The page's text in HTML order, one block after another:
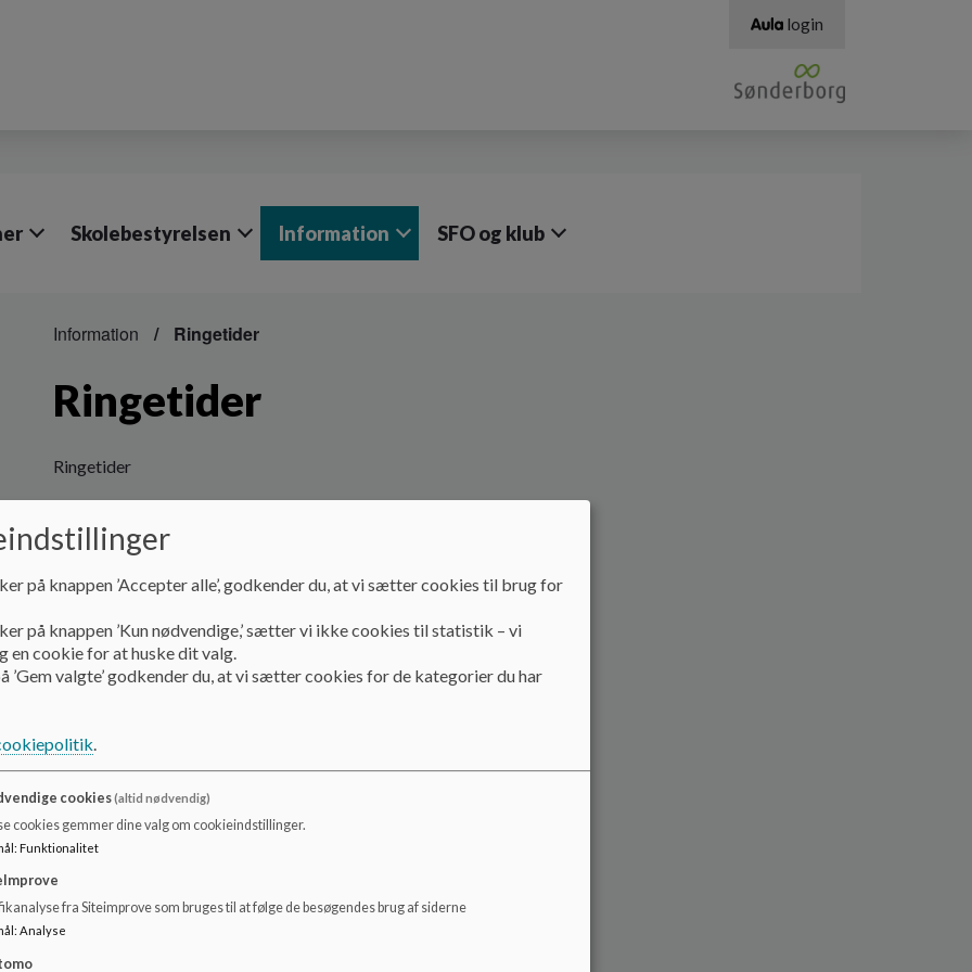
login
Skolebestyrelsen Information SFO og klub
Information Ringetider
Ringetider
Ringetider
08:45-08:50 Pause
2 08:50-09:35 2. lektion
09:35-10:00 Pause
3 10:00-10:45 3. lektion
4 10:50-11:35 4. lektion
11:35-11:50 Madpakker
11:50-12:20 Pause
5 12:20-13:05 5. lektion
på knappen ’Accepter alle’, godkender du, at vi sætter cookies til brug for
på knappen ’Kun nødvendige,’ sætter vi ikke cookies til statistik – vi
en cookie for at huske dit valg.
’Gem valgte’ godkender du, at vi sætter cookies for de kategorier du har
.
cookies(altid nødvendig)
cookies gemmer dine valg om cookieindstillinger.
: Funktionalitet
fra Siteimprove som bruges til at følge de besøgendes brug af siderne
: Analyse